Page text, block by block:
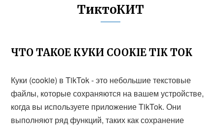
ТиктоКИТ
ЧТО ТАКОЕ КУКИ COOKIE TIK TOK
Куки (cookie) в TikTok - это небольшие текстовые
файлы, которые сохраняются на вашем устройстве,
когда вы используете приложение TikTok. Они
выполняют ряд функций, таких как сохранение